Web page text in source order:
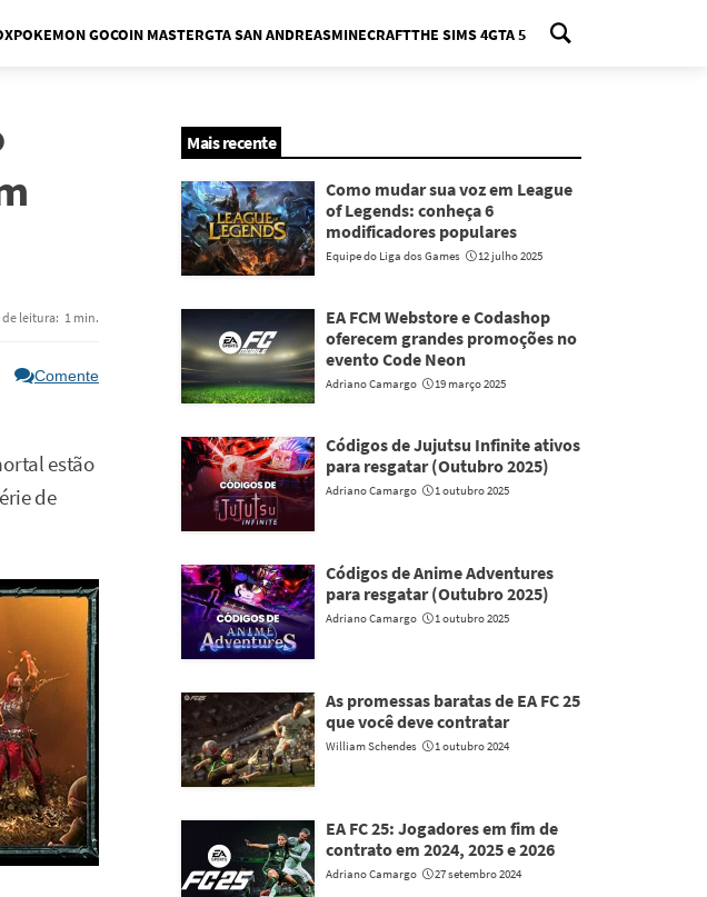
Menu
POKEMON GOCOIN MASTERGTA SAN ANDREASMINECRAFTTHE SIMS 4GTA 5
leitura: 1 min.
Comente
estão
de
Mais recente
Como mudar sua voz em League
of Legends: conheça 6
modificadores populares
Equipe do Liga dos Games 12 julho 2025
EA FCM Webstore e Codashop
oferecem grandes promoções no
evento Code Neon
Adriano Camargo 19 março 2025
Códigos de Jujutsu Infinite ativos
para resgatar (Outubro 2025)
Adriano Camargo 1 outubro 2025
Códigos de Anime Adventures
para resgatar (Outubro 2025)
Adriano Camargo 1 outubro 2025
As promessas baratas de EA FC 25
que você deve contratar
William Schendes 1 outubro 2024
EA FC 25: Jogadores em fim de
contrato em 2024, 2025 e 2026
Adriano Camargo 27 setembro 2024